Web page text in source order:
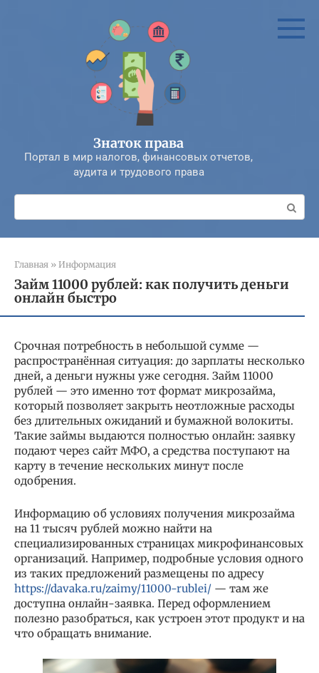
Знаток права
Портал в мир налогов, финансовых отчетов,
аудита и трудового права
Поиск:
Главная » Информация
Займ 11000 рублей: как получить деньги
онлайн быстро
Срочная потребность в небольшой сумме —
распространённая ситуация: до зарплаты несколько
дней, а деньги нужны уже сегодня. Займ 11000
рублей — это именно тот формат микрозайма,
который позволяет закрыть неотложные расходы
без длительных ожиданий и бумажной волокиты.
Такие займы выдаются полностью онлайн: заявку
подают через сайт МФО, а средства поступают на
карту в течение нескольких минут после
одобрения.
Информацию об условиях получения микрозайма
на 11 тысяч рублей можно найти на
специализированных страницах микрофинансовых
организаций. Например, подробные условия одного
из таких предложений размещены по адресу
https://davaka.ru/zaimy/11000-rublei/ — там же
доступна онлайн-заявка. Перед оформлением
полезно разобраться, как устроен этот продукт и на
что обращать внимание.